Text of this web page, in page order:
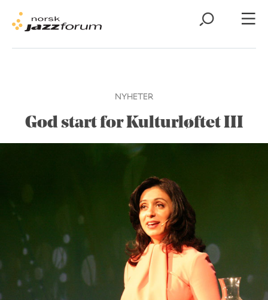
NYHETER
God start for Kulturløftet III